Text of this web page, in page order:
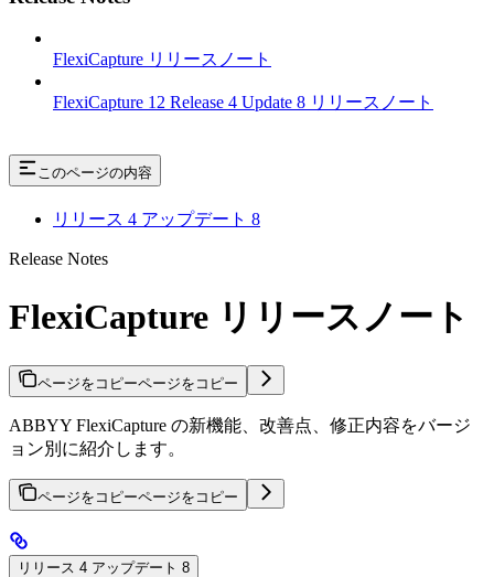
FlexiCapture リリースノート
FlexiCapture 12 Release 4 Update 8 リリースノート
このページの内容
リリース 4 アップデート 8
Release Notes
FlexiCapture リリースノート
ページをコピーページをコピー
ABBYY FlexiCapture の新機能、改善点、修正内容をバージ
ョン別に紹介します。
ページをコピーページをコピー
リリース 4 アップデート 8